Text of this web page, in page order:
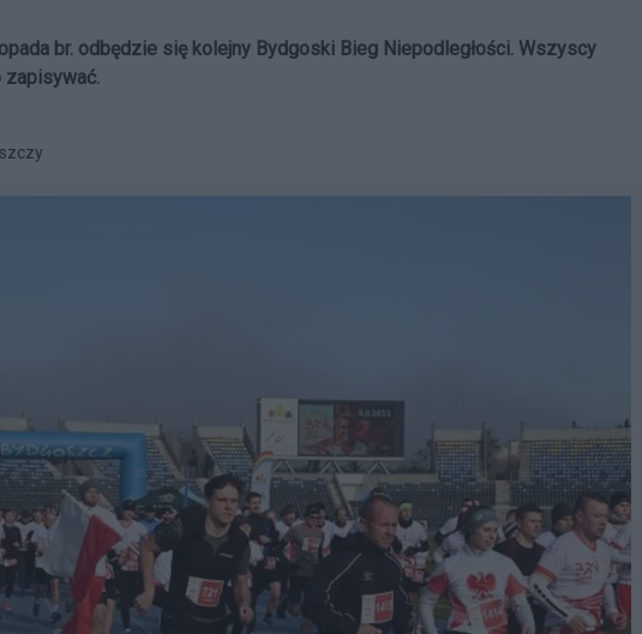
br. odbędzie się kolejny Bydgoski Bieg Niepodległości. Wszyscy
zapisywać.